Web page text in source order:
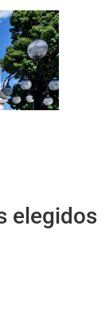
elegidos